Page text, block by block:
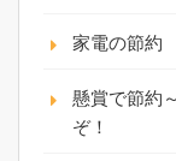
家電の節約
懸賞で節約
ぞ！